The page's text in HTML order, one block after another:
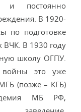
и постоянно
В 1920-
по подготовке
ВЧК. В 1930 году
школу ОГПУ.
войны это уже
(позже – КГБ)
МБ РФ,